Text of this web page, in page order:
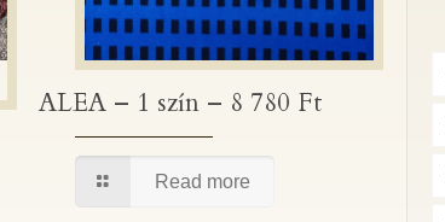
ALEA – 1 szín – 8 780 Ft
ALEA – 1 szín – 8 780 Ft
Read more